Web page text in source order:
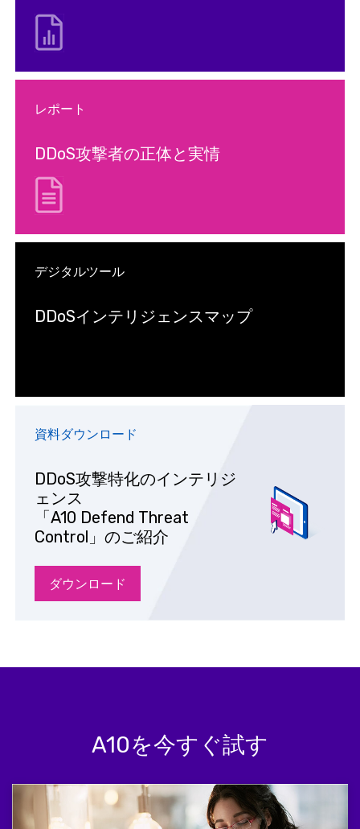
レポート
DDoS攻撃者の正体と実情
デジタルツール
DDoSインテリジェンスマップ
資料ダウンロード
DDoS攻撃特化のインテリジ
ェンス
「A10 Defend Threat
Control」のご紹介
ダウンロード
A10を今すぐ試す